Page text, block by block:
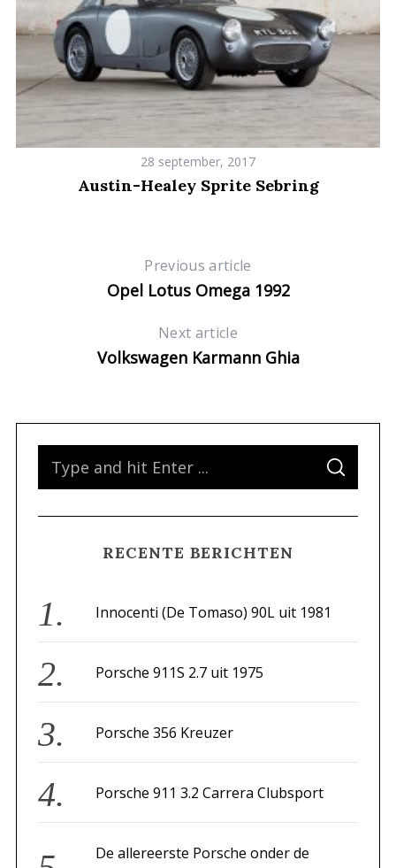
28 september, 2017
Austin-Healey Sprite Sebring
Previous article
Opel Lotus Omega 1992
Next article
Volkswagen Karmann Ghia
f
o
:
S
A
C
RECENTE BERICHTEN
Innocenti (De Tomaso) 90L uit 1981
Porsche 911S 2.7 uit 1975
Porsche 356 Kreuzer
Porsche 911 3.2 Carrera Clubsport
De allereerste Porsche onder de
c
h
f
o
r
: